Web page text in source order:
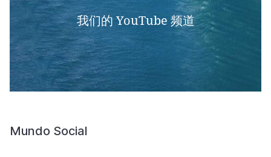
我们的 YouTube 频道
Mundo Social